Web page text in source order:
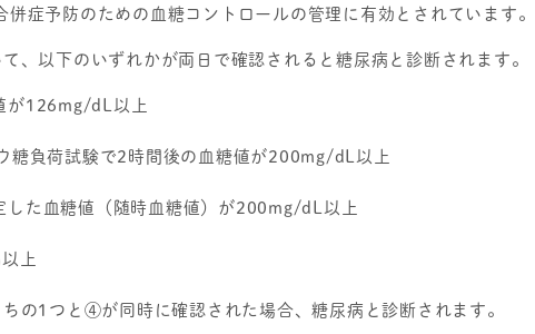
併症予防のための血糖コントロールの管理に有効とされています。
、以下のいずれかが両日で確認されると糖尿病と診断されます。
が126mg/dL以上
糖負荷試験で2時間後の血糖値が200mg/dL以上
した血糖値（随時血糖値）が200mg/dL以上
上
の1つと④が同時に確認された場合、糖尿病と診断されます。